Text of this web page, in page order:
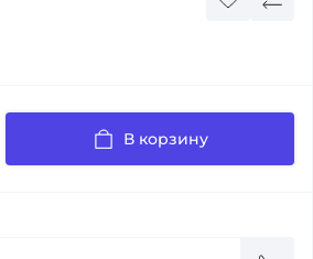
В корзину